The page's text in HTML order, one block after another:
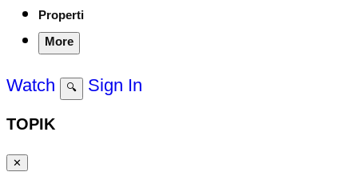
Properti
More
Watch 🔍 Sign In
TOPIK
✕